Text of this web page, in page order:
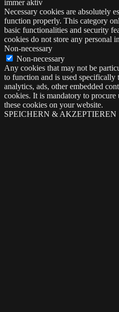
immer aktiv
Necessary cookies are absolutely
function properly. This category
basic functionalities and security
cookies do not store any personal
Non-necessary
Non-necessary
Any cookies that may not be
to function and is used specifically
analytics, ads, other embedded
cookies. It is mandatory to
these cookies on your website.
SPEICHERN & AKZEPTIEREN